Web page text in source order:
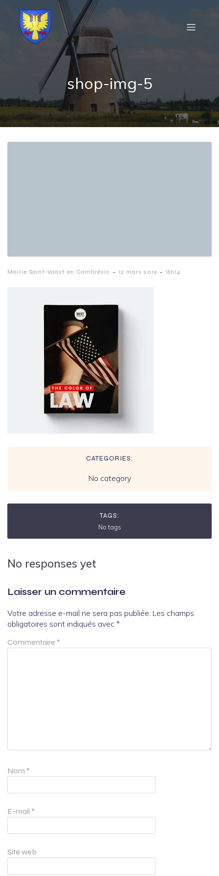
shop-img-5
Mairie Saint-Vaast en Cambrésis - 12 mars 2019 - 16h14
CATEGORIES:
No category
TAGS:
No tags
No responses yet
Laisser un commentaire
Votre adresse e-mail ne sera pas publiée. Les champs
obligatoires sont indiqués avec *
Commentaire *
Nom *
E-mail *
Site web